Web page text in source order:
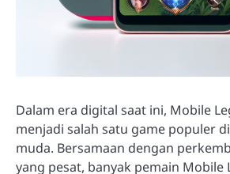
Dalam era digital saat ini, Mobile
menjadi salah satu game populer
muda. Bersamaan dengan
yang pesat, banyak pemain Mobile